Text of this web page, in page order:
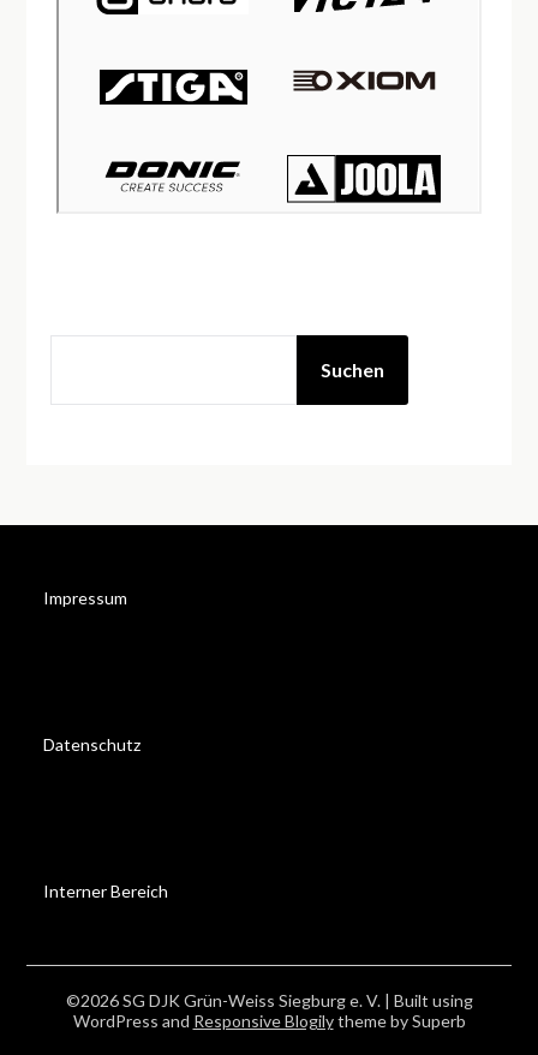
Suchen
Impressum
Datenschutz
Interner Bereich
©2026 SG DJK Grün-Weiss Siegburg e. V. | Built using
WordPress and Responsive Blogilytheme by Superb